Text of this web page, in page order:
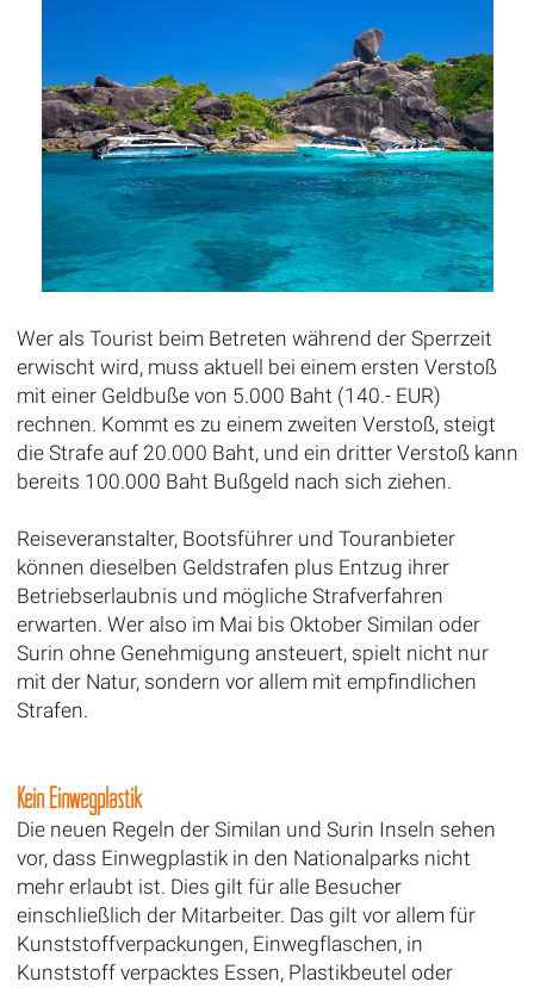
Wer als Tourist beim Betreten während der Sperrzeit
erwischt wird, muss aktuell bei einem ersten Verstoß
mit einer Geldbuße von 5.000 Baht (140.- EUR)
rechnen. Kommt es zu einem zweiten Verstoß, steigt
die Strafe auf 20.000 Baht, und ein dritter Verstoß kann
bereits 100.000 Baht Bußgeld nach sich ziehen.
Reiseveranstalter, Bootsführer und Touranbieter
können dieselben Geldstrafen plus Entzug ihrer
Betriebserlaubnis und mögliche Strafverfahren
erwarten. Wer also im Mai bis Oktober Similan oder
Surin ohne Genehmigung ansteuert, spielt nicht nur
mit der Natur, sondern vor allem mit empfindlichen
Strafen.
Kein Einwegplastik
Die neuen Regeln der Similan und Surin Inseln sehen
vor, dass Einwegplastik in den Nationalparks nicht
mehr erlaubt ist. Dies gilt für alle Besucher
einschließlich der Mitarbeiter. Das gilt vor allem für
Kunststoffverpackungen, Einwegflaschen, in
Kunststoff verpacktes Essen, Plastikbeutel oder